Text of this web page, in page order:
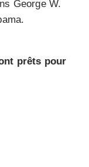
George W.
prêts pour